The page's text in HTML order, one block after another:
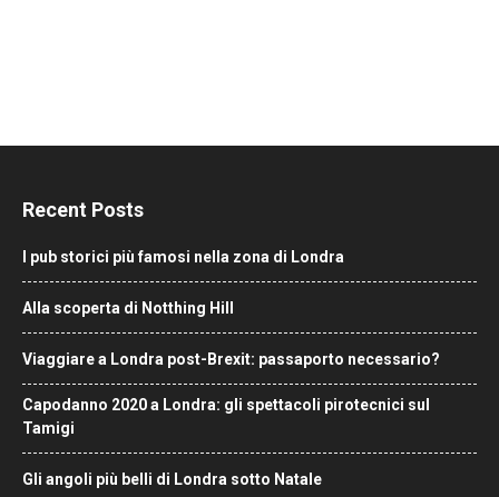
Recent Posts
I pub storici più famosi nella zona di Londra
Alla scoperta di Notthing Hill
Viaggiare a Londra post-Brexit: passaporto necessario?
Capodanno 2020 a Londra: gli spettacoli pirotecnici sul
Tamigi
Gli angoli più belli di Londra sotto Natale